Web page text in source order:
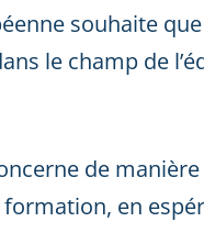
souhaite
le champ de
de
en